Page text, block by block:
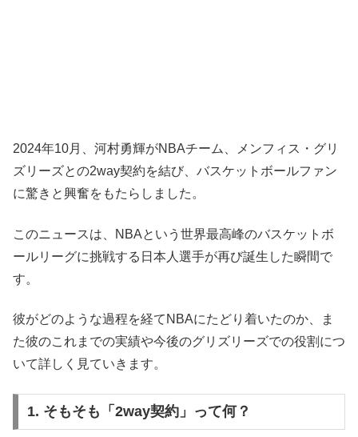
2024年10月、河村勇輝がNBAチーム、メンフィス・グリ
ズリーズとの2way契約を結び、バスケットボールファン
に驚きと興奮をもたらしました。
このニュースは、NBAという世界最高峰のバスケットボ
ールリーグに挑戦する日本人選手が再び誕生した瞬間で
す。
彼がどのような過程を経てNBAにたどり着いたのか、ま
た彼のこれまでの実績や今後のグリズリーズでの役割につ
いて詳しく見ていきます。
1. そもそも「2way契約」って何？